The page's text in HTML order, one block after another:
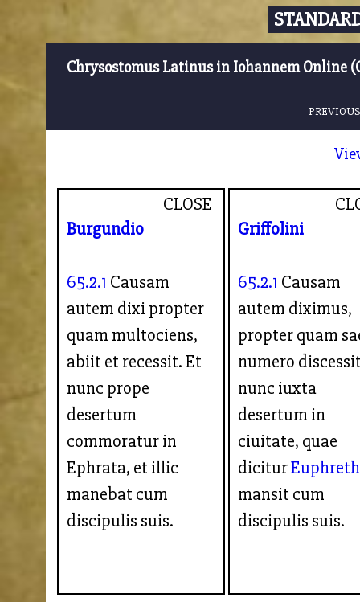
Chrysostomus Latinus in Iohannem Online
CLOSE
Burgundio
65.2.1 Causam
autem dixi propter
quam multociens,
abiit et recessit. Et
nunc prope
desertum
commoratur in
Ephrata, et illic
manebat cum
discipulis suis.
Griffolini
65.2.1 Causam
autem diximus,
propter quam
numero
nunc iuxta
desertum in
ciuitate, quae
dicitur
mansit cum
discipulis suis.